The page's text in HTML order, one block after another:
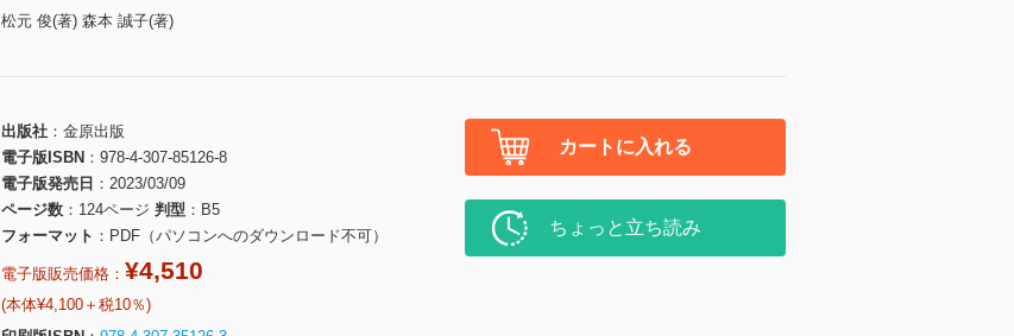
松元 俊(著) 森本 誠子(著)
出版社
金原出版
電子版ISBN
978-4-307-85126-8
電子版発売日
2023/03/09
ページ数
124ページ 判型
B5
フォーマット
PDF（パソコンへのダウンロード不可）
電子版販売価格： ¥4,510
(本体¥4,100＋税10％)
カートに入れる
ちょっと立ち読み